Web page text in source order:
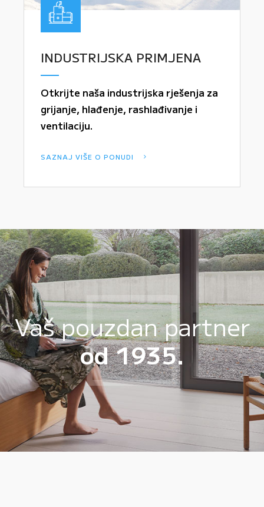
INDUSTRIJSKA PRIMJENA
Otkrijte naša industrijska rješenja za
grijanje, hlađenje, rashlađivanje i
ventilaciju.
SAZNAJ VIŠE O PONUDI
Vaš pouzdan partner
od 1935.